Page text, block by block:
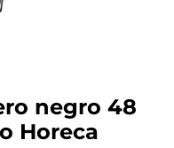
negro 48
Horeca